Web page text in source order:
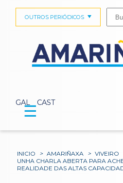
GAL CAST
OUTROS PERIÓDICOS
☰
INICIO > AMARIÑAXA > VIVEIRO
UNHA CHARLA ABERTA PARA
REALIDADE DAS ALTAS